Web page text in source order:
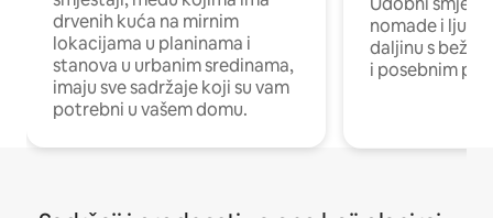
drvenih kuća na mirnim
lokacijama u planinama i
stanova u urbanim sredinama,
imaju sve sadržaje koji su vam
potrebni u vašem domu.
nomade i ljude
daljinu s
i posebnim